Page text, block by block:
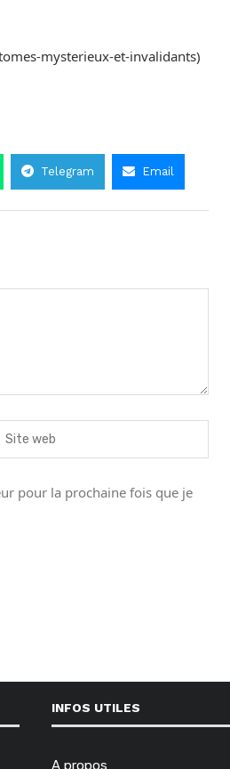
mysterieux-et-invalidants)
Telegram Email
pour la prochaine fois que je
INFOS UTILES
A propos